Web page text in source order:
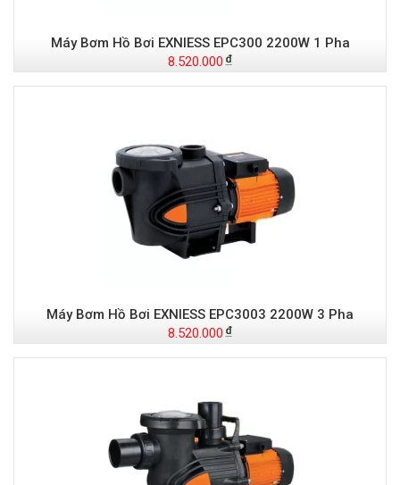
Máy Bơm Hồ Bơi EXNIESS EPC300 2200W 1 Pha
8.520.000
Máy Bơm Hồ Bơi EXNIESS EPC3003 2200W 3 Pha
8.520.000